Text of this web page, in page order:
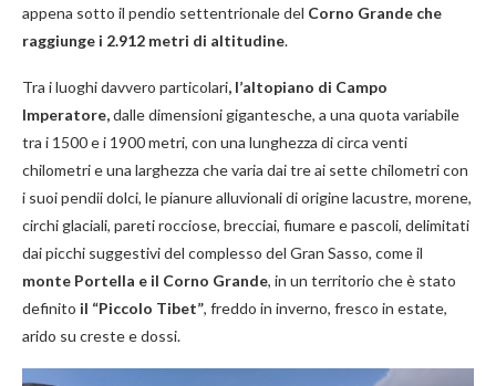
appena sotto il pendio settentrionale del Corno Grande che
raggiunge i 2.912 metri di altitudine.
Tra i luoghi davvero particolari, l’altopiano di Campo
Imperatore,dalle dimensioni gigantesche, a una quota variabile
tra i 1500 e i 1900 metri, con una lunghezza di circa venti
chilometri e una larghezza che varia dai tre ai sette chilometri con
i suoi pendii dolci, le pianure alluvionali di origine lacustre, morene,
circhi glaciali, pareti rocciose, brecciai, fiumare e pascoli, delimitati
dai picchi suggestivi del complesso del Gran Sasso, come il
monte Portella e il Corno Grande, in un territorio che è stato
definito il “Piccolo Tibet”, freddo in inverno, fresco in estate,
arido su creste e dossi.